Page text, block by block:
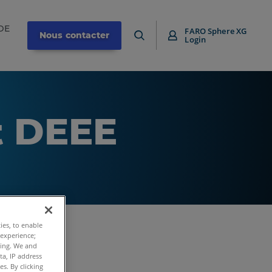
Nous contacter FARO Sphere XG
Login
to enable
We and
IP address
By clicking